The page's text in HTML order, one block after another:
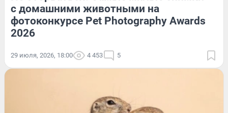
с домашними животными на
фотоконкурсе Pet Photography Awards
2026
29 июля, 2026, 18:00 4 453 5